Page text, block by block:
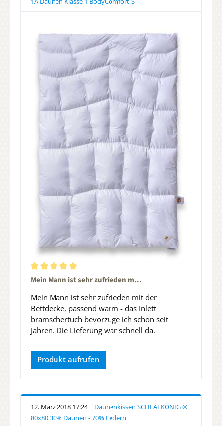
Durchschnittliche Bewertung von 5 von 5 Sternen
Mein Mann ist sehr zufrieden m...
Mein Mann ist sehr zufrieden mit der
Bettdecke, passend warm - das Inlett
bramschertuch bevorzuge ich schon seit
Jahren. Die Lieferung war schnell da.
Produkt aufrufen
12. März 2018 17:24 | Daunenkissen SCHLAFKÖNIG ®
80x80 30% Daunen - 70% Federn